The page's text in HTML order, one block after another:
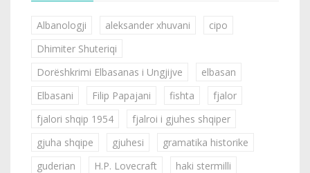
Albanologji aleksander xhuvani
cipo
Dhimiter Shuteriqi
Dorëshkrimi Elbasanas i Ungjijve
elbasan
Elbasani
Filip Papajani fishta
fjalor
fjalori shqip 1954
fjalroi i gjuhes shqiper
gjuha shqipe
gjuhesi
gramatika historike
guderian
H.P. Lovecraft
haki stermilli